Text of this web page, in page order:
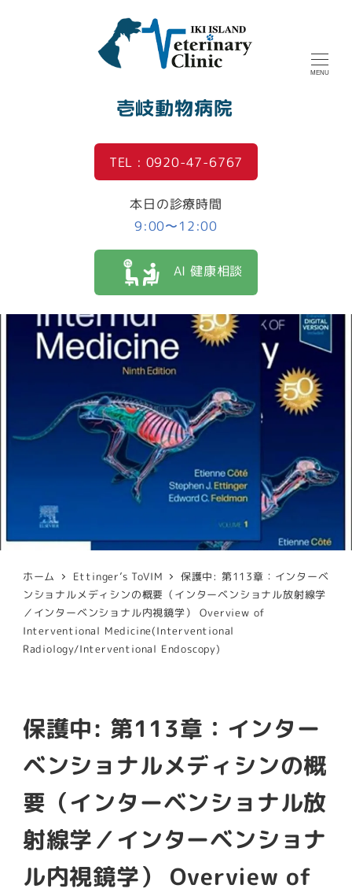
壱岐動物病院
MENU
TEL : 0920-47-6767
本日の診療時間
9:00〜12:00
AI 健康相談
ホーム Ettinger’s ToVIM
保護中: 第113章：インターベ
ンショナルメディシンの概要（インターベンショナル放射線学
／インターベンショナル内視鏡学） Overview of
Interventional Medicine(Interventional
Radiology/Interventional Endoscopy)
保護中: 第113章：インター
ベンショナルメディシンの概
要（インターベンショナル放
射線学／インターベンショナ
ル内視鏡学） Overview of